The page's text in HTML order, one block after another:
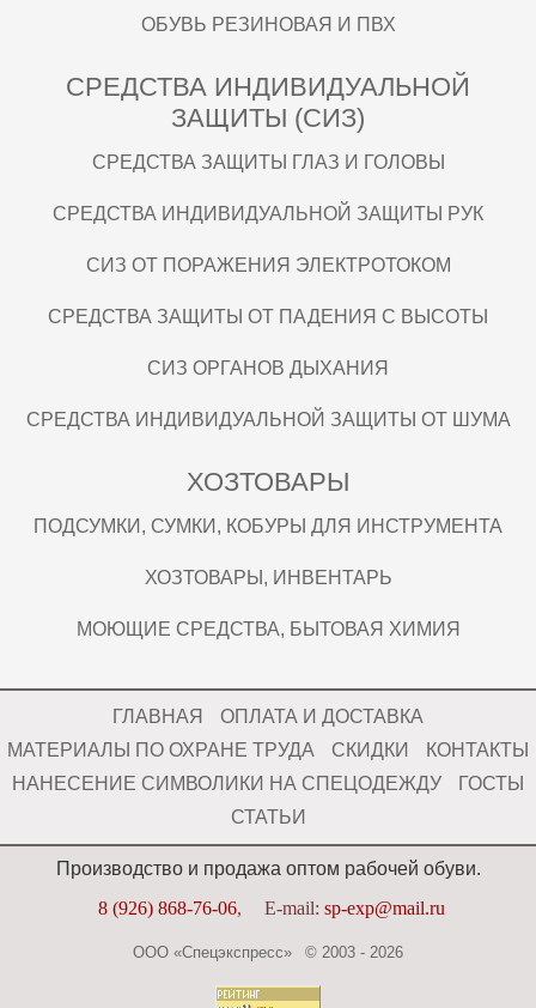
ОБУВЬ РЕЗИНОВАЯ И ПВХ
СРЕДСТВА ИНДИВИДУАЛЬНОЙ
ЗАЩИТЫ (СИЗ)
СРЕДСТВА ЗАЩИТЫ ГЛАЗ И ГОЛОВЫ
СРЕДСТВА ИНДИВИДУАЛЬНОЙ ЗАЩИТЫ РУК
СИЗ ОТ ПОРАЖЕНИЯ ЭЛЕКТРОТОКОМ
СРЕДСТВА ЗАЩИТЫ ОТ ПАДЕНИЯ С ВЫСОТЫ
СИЗ ОРГАНОВ ДЫХАНИЯ
СРЕДСТВА ИНДИВИДУАЛЬНОЙ ЗАЩИТЫ ОТ ШУМА
ХОЗТОВАРЫ
ПОДСУМКИ, СУМКИ, КОБУРЫ ДЛЯ ИНСТРУМЕНТА
ХОЗТОВАРЫ, ИНВЕНТАРЬ
МОЮЩИЕ СРЕДСТВА, БЫТОВАЯ ХИМИЯ
ГЛАВНАЯ
ОПЛАТА И ДОСТАВКА
МАТЕРИАЛЫ ПО ОХРАНЕ ТРУДА
СКИДКИ
КОНТАКТЫ
НАНЕСЕНИЕ СИМВОЛИКИ НА СПЕЦОДЕЖДУ
ГОСТЫ
СТАТЬИ
Производство и продажа оптом рабочей обуви.
8 (926) 868-76-06, E-mail: sp-exp@mail.ru
ООО «Спецэкспресс» © 2003 - 2026